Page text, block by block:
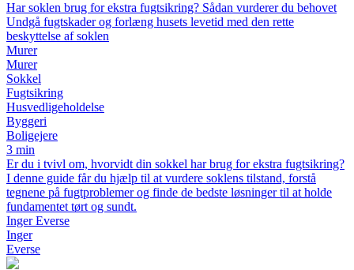
Har soklen brug for ekstra fugtsikring? Sådan vurderer du behovet
Undgå fugtskader og forlæng husets levetid med den rette
beskyttelse af soklen
Murer
Murer
Sokkel
Fugtsikring
Husvedligeholdelse
Byggeri
Boligejere
3 min
Er du i tvivl om, hvorvidt din sokkel har brug for ekstra fugtsikring?
I denne guide får du hjælp til at vurdere soklens tilstand, forstå
tegnene på fugtproblemer og finde de bedste løsninger til at holde
fundamentet tørt og sundt.
Inger Everse
Inger
Everse